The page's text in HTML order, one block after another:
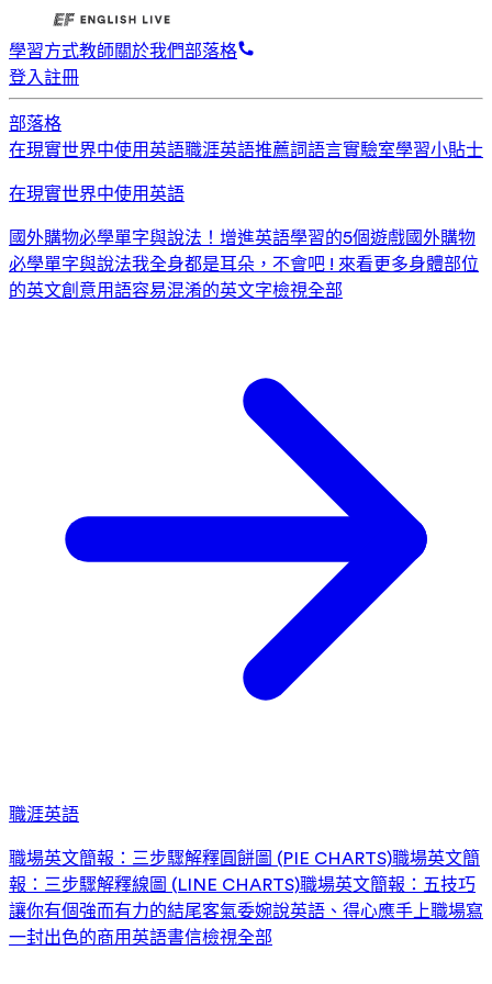
學習方式教師關於我們部落格
登入註冊
部落格
在現實世界中使用英語職涯英語推薦詞語言實驗室學習小貼士
在現實世界中使用英語
國外購物必學單字與說法！ 增進英語學習的5個遊戲國外購物
必學單字與說法我全身都是耳朵，不會吧 ! 來看更多身體部位
的英文創意用語容易混淆的英文字檢視全部
職涯英語
職場英文簡報：三步驟解釋圓餅圖 (PIE CHARTS)職場英文簡
報：三步驟解釋線圖 (LINE CHARTS)職場英文簡報：五技巧
讓你有個強而有力的結尾客氣委婉說英語、得心應手上職場寫
一封出色的商用英語書信檢視全部